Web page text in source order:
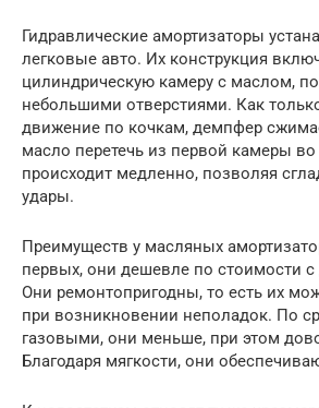
Гидравлические амортизаторы
легковые авто. Их конструкция
цилиндрическую камеру с маслом,
небольшими отверстиями. Как
движение по кочкам, демпфер
масло перетечь из первой камеры во
происходит медленно, позволяя
удары.
Преимуществ у масляных
первых, они дешевле по стоимости
Они ремонтопригодны, то есть их
при возникновении неполадок. По
газовыми, они меньше, при этом
Благодаря мягкости, они